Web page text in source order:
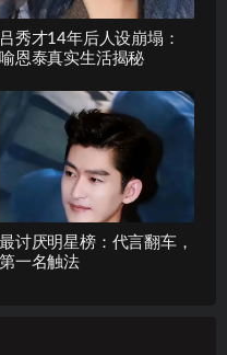
吕秀才14年后人设崩塌：
喻恩泰真实生活揭秘
最讨厌明星榜：代言翻车，
第一名触法